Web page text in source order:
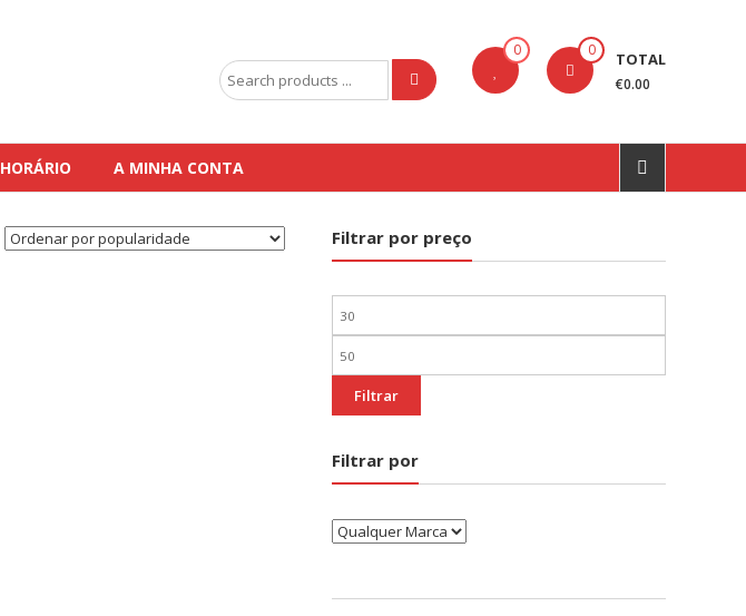
0 0 TOTAL
€0.00
Search
for:
HORÁRIO A MINHA CONTA
Filtrar por preço
Preço
mínimo
Preço
máximo
Filtrar
Filtrar por